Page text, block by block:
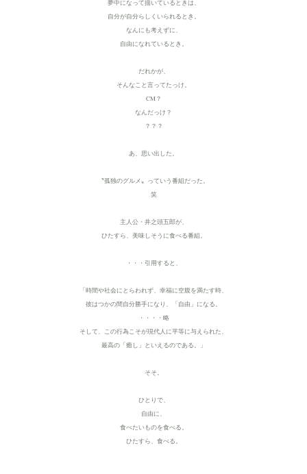
夢中になって描いているときは、
自分が自分らしくいられるとき。
なんにも考えずに、
自由になれているとき。
だれかが、
そんなこと言ってたっけ。
CM？
なんだっけ？
？？？
あ、思い出した。
〝孤独のグルメ〟っていう番組だった。
笑
主人公・井之頭五郎が、
ひたすら、美味しそうに食べる番組。
・・・引用すると、
「時間や社会にとらわれず、幸福に空腹を満たす時、
彼はつかの間自分勝手になり、「自由」になる。
・・・・略
そして、この行為こそが現代人に平等に与えられた、
最高の「癒し」といえるのである。」
そそ。
ひとりで、
自由に、
食べたいものを食べる。
ひたすら、食べる。